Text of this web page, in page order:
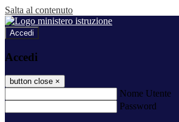
Salta al contenuto
Accedi
Accedi
button close ×
Nome Utente
Password